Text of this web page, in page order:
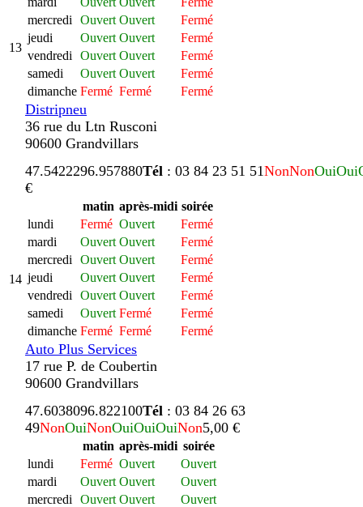
13
mercredi
Ouvert Ouvert
Fermé
jeudi
Ouvert Ouvert
Fermé
vendredi
Ouvert Ouvert
Fermé
samedi
Ouvert Ouvert
Fermé
dimanche Fermé Fermé Fermé
Distripneu
36 rue du Ltn Rusconi
90600 Grandvillars
14
47.5422296.957880Tél : 03 84 23 51 51NonNonOuiOui
€
matin après-midi soirée
lundi
Fermé Ouvert
Fermé
mardi
Ouvert Ouvert
Fermé
mercredi
Ouvert Ouvert
Fermé
jeudi
Ouvert Ouvert
Fermé
vendredi
Ouvert Ouvert
Fermé
samedi
Ouvert Fermé
Fermé
dimanche Fermé Fermé Fermé
Auto Plus Services
17 rue P. de Coubertin
90600 Grandvillars
47.6038096.822100Tél : 03 84 26 63
49NonOuiNonOuiOuiOuiNon5,00 €
matin après-midi soirée
lundi
Fermé Ouvert
Ouvert
mardi
Ouvert Ouvert
Ouvert
mercredi
Ouvert Ouvert
Ouvert